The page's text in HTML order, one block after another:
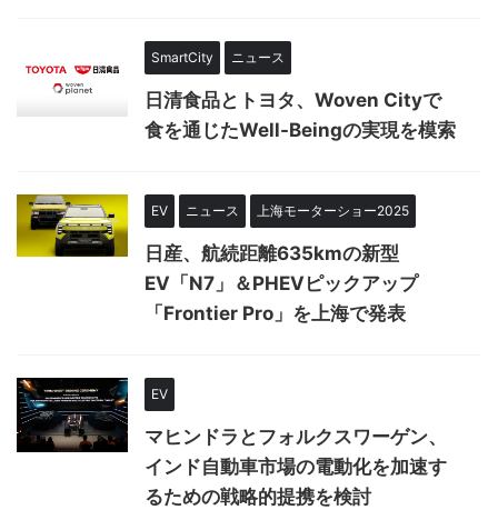
SmartCity ニュース
日清食品とトヨタ、Woven Cityで
食を通じたWell-Beingの実現を模索
EV ニュース 上海モーターショー2025
日産、航続距離635kmの新型
EV「N7」＆PHEVピックアップ
「Frontier Pro」を上海で発表
EV
マヒンドラとフォルクスワーゲン、
インド自動車市場の電動化を加速す
るための戦略的提携を検討